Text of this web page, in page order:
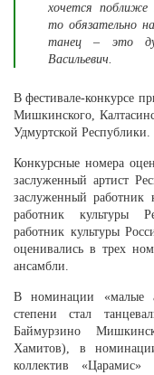
хочется поближе
то обязательно
танец – это
Васильевич.
В фестивале-конкурсе
Мишкинского,
Удмуртской Республики.
Конкурсные номера
заслуженный артист
заслуженный работник
работник культуры
работник культуры
оценивались в трех
ансамбли.
В номинации «малые
степени стал
Баймурзино
Хамитов), в
коллектив